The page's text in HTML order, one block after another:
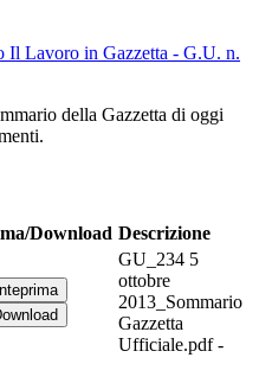
Il Lavoro in Gazzetta - G.U. n.
della Gazzetta di oggi
Download Descrizione
GU_234 5
ottobre
2013_Sommario
Gazzetta
Ufficiale.pdf -